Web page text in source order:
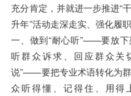
充分肯定，并就进一步推进“
升年”活动走深走实、强化履
一、做到“耐心听”——要放
听群众诉求、回应群众关
说”——要把专业术语转化为
众听得懂、记得住、用得